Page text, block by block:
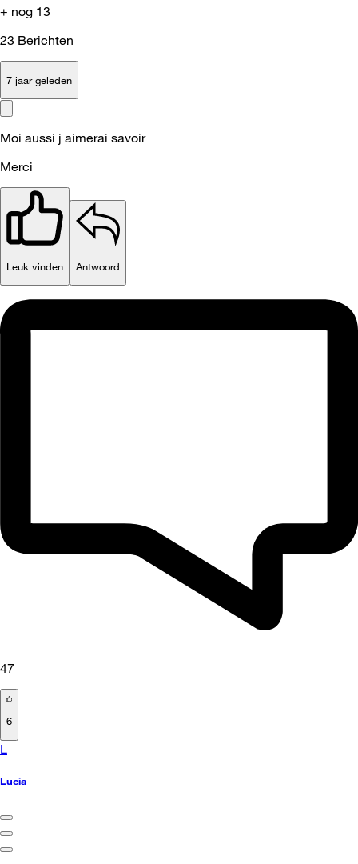
+ nog 13
23 Berichten
7 jaar geleden
Moi aussi j aimerai savoir
Merci
Leuk vinden Antwoord
47
6
L
Lucia